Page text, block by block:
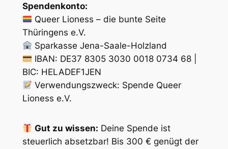
Spendenkonto:
Queer Lioness – die bunte Seite
Thüringens e.V.
Sparkasse Jena-Saale-Holzland
IBAN: DE37 8305 3030 0018 0734 68 |
BIC: HELADEF1JEN
Verwendungszweck: Spende Queer
Lioness e.V.
Gut zu wissen: Deine Spende ist
steuerlich absetzbar! Bis 300 € genügt der